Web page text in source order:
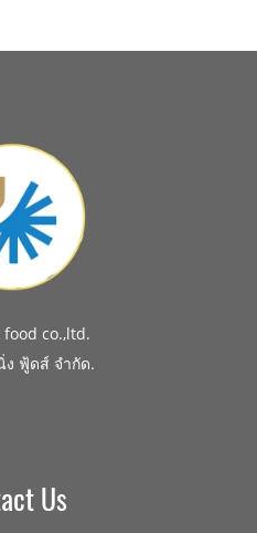
co.,ltd.
ฟู้ดส์ จำกัด.
Us